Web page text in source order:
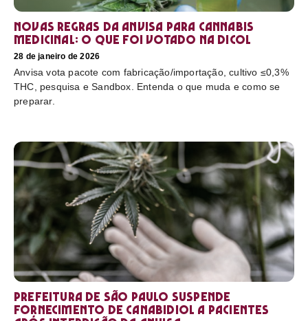
Novas regras da Anvisa para cannabis
medicinal: o que foi votado na Dicol
28 de janeiro de 2026
Anvisa vota pacote com fabricação/importação, cultivo ≤0,3%
THC, pesquisa e Sandbox. Entenda o que muda e como se
preparar.
Prefeitura de São Paulo suspende
fornecimento de canabidiol a pacientes